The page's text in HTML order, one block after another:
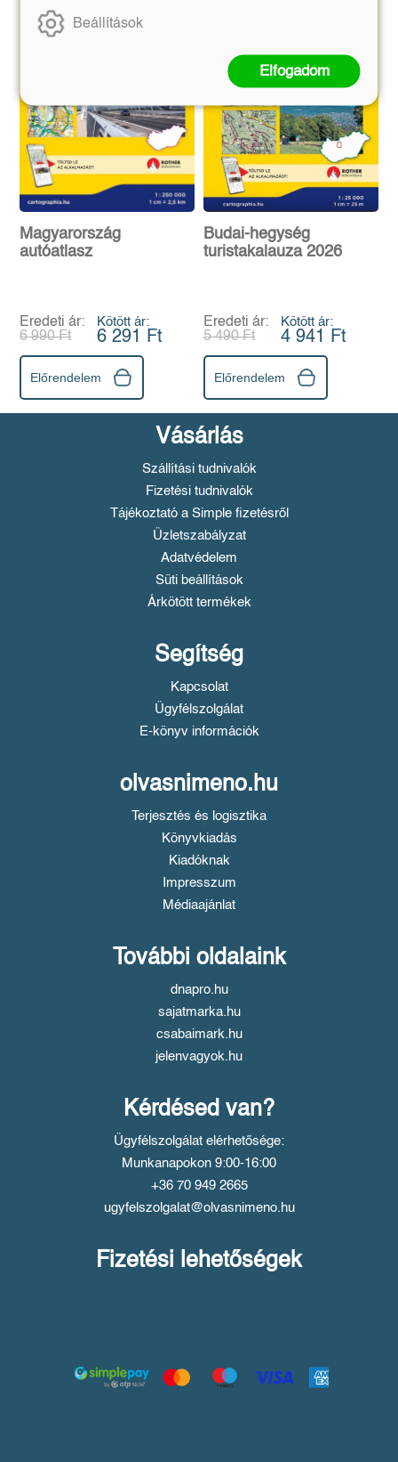
Magyarország
autóatlasz
Eredeti ár:
6 990 Ft
Kötött ár:
6 291 Ft
Előrendelem
Budai-hegység
turistakalauza 2026
Eredeti ár:
5 490 Ft
Kötött ár:
4 941 Ft
Előrendelem
Vásárlás
Szállítási tudnivalók
Fizetési tudnivalók
Tájékoztató a Simple fizetésről
Üzletszabályzat
Adatvédelem
Süti beállítások
Árkötött termékek
Segítség
Kapcsolat
Ügyfélszolgálat
E-könyv információk
olvasnimeno.hu
Terjesztés és logisztika
Könyvkiadás
Kiadóknak
Impresszum
Médiaajánlat
További oldalaink
dnapro.hu
sajatmarka.hu
csabaimark.hu
jelenvagyok.hu
Kérdésed van?
Ügyfélszolgálat elérhetősége:
Munkanapokon 9:00-16:00
+36 70 949 2665
ugyfelszolgalat@olvasnimeno.hu
Fizetési lehetőségek
Beállítások
Elfogadom